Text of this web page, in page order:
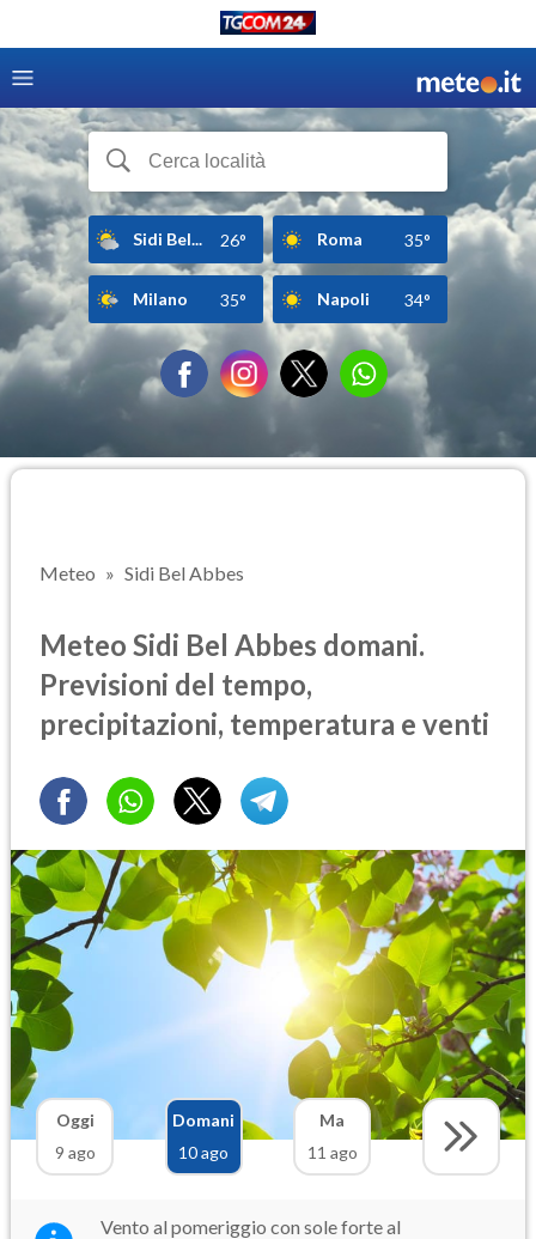
Sidi Bel... 26° Roma 35°
Milano 35° Napoli 34°
Meteo Sidi Bel Abbes
Meteo Sidi Bel Abbes domani.
Previsioni del tempo,
precipitazioni, temperatura e venti
Oggi
9 ago
Domani
10 ago
Ma
11 ago
Vento al pomeriggio con sole forte al